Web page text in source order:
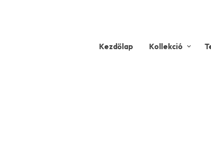
Kezdőlap Kollekció